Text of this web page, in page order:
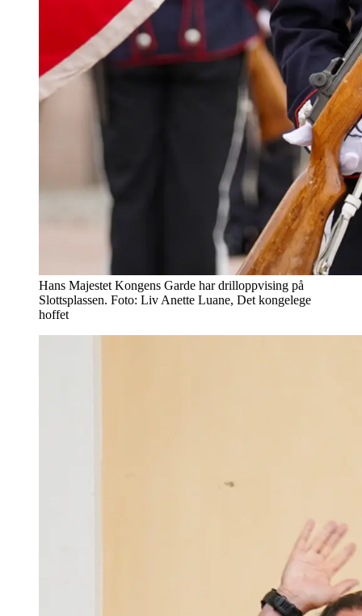
Hans Majestet Kongens Garde har drilloppvising på
Slottsplassen. Foto: Liv Anette Luane, Det kongelege
hoffet